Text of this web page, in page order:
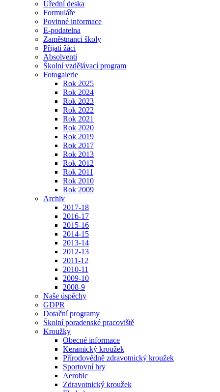
Úřední deska
Formuláře
Povinné informace
E-podatelna
Zaměstnanci školy
Přijatí žáci
Absolventi
Školní vzdělávací program
Fotogalerie
Rok 2025
Rok 2024
Rok 2023
Rok 2022
Rok 2021
Rok 2020
Rok 2019
Rok 2017
Rok 2013
Rok 2012
Rok 2011
Rok 2010
Rok 2009
Archiv
2017-18
2016-17
2015-16
2014-15
2013-14
2012-13
2011-12
2010-11
2009-10
2008-9
Naše úspěchy
GDPR
Dotační programy
Školní poradenské pracoviště
Kroužky
Obecné informace
Keramický kroužek
Přírodovědně zdravotnický kroužek
Sportovní hry
Aerobic
Zdravotnický kroužek